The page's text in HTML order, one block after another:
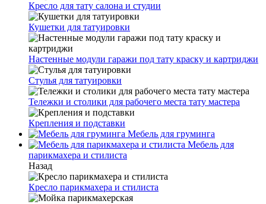
Кресло для тату салона и студии
Кушетки для татуировки
Настенные модули гаражи под тату краску и картриджи
Стулья для татуировки
Тележки и столики для рабочего места тату мастера
Крепления и подставки
Мебель для груминга
Мебель для
парикмахера и стилиста
Назад
Кресло парикмахера и стилиста